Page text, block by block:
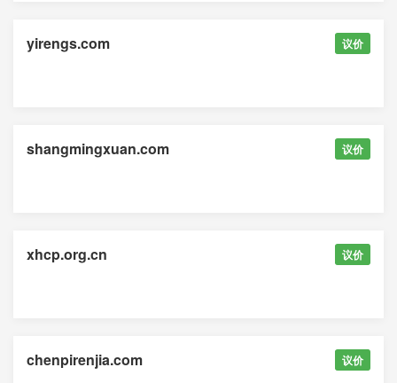
yirengs.com 议价
shangmingxuan.com 议价
xhcp.org.cn 议价
chenpirenjia.com 议价